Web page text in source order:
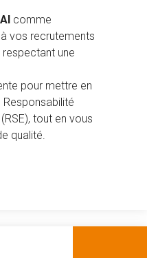
comme
vos recrutements
une
pour mettre en
tout en vous
qualité.